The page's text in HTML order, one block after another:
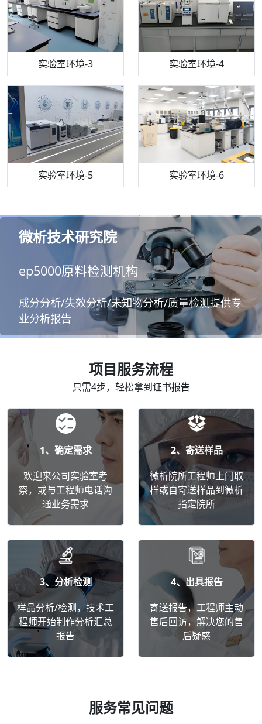
实验室环境-3 实验室环境-4
实验室环境-5 实验室环境-6
机构质检技术员-3 机构质检技术员-4
机构质检技术员-5 机构质检技术员-6
高效液相色谱仪 流式细胞仪
气相色谱仪 万能力学试验仪
微析技术研究院
ep5000原料检测机构
成分分析/失效分析/未知物分析/质量检测提供专
业分析报告
项目服务流程
只需4步，轻松拿到证书报告
1、确定需求
欢迎来公司实验室考
察，或与工程师电话沟
通业务需求
2、寄送样品
微析院所工程师上门取
样或自寄送样品到微析
指定院所
3、分析检测
样品分析/检测，技术工
程师开始制作分析汇总
报告
4、出具报告
寄送报告，工程师主动
售后回访，解决您的售
后疑惑
服务常见问题